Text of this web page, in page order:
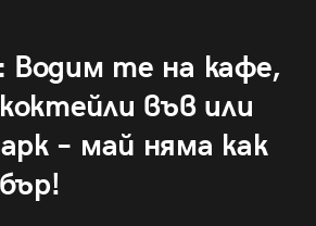
Водим те на кафе,
във или
– май няма как